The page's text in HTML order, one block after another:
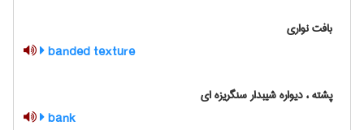
بافت نواری
banded texture
پشته ، دیواره شیبدار سنگریزه ای
bank